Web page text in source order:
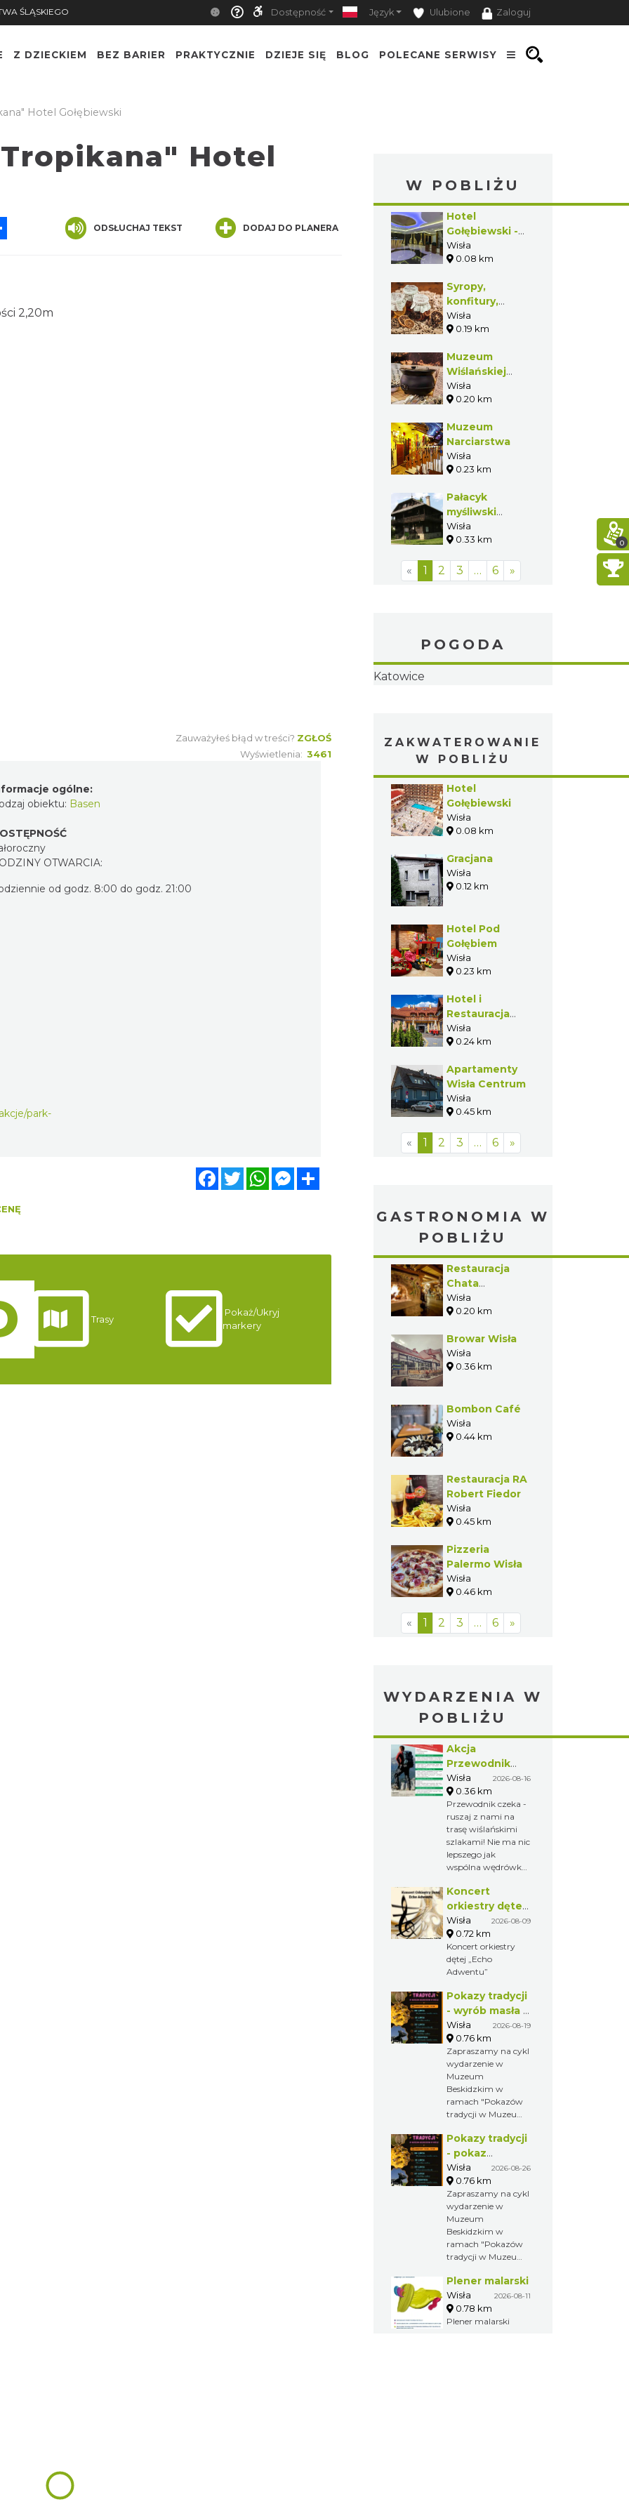
ŚLĄSKIEGO Dostępność Język Ulubione Zaloguj
Z DZIECKIEM BEZ BARIER PRAKTYCZNIE DZIEJE SIĘ BLOG POLECANE SERWISY
Hotel Gołębiewski
Hotel
ODSŁUCHAJ TEKST DODAJ DO PLANERA
2,20m
Zauważyłeś błąd w treści? ZGŁOŚ
Wyświetlenia: 3461
park-
ogólne:
obiektu: Basen
OTWARCIA:
od godz. 8:00 do godz. 21:00
FacebookTwitterWhatsAppMessenger
Trasy
Pokaż/Ukryj
markery
W POBLIŻU
Hotel
Gołębiewski -
Medical Spa
Wisła
0.08 km
Syropy,
konfitury,
przetwory
Wisła
0.19 km
Muzeum
Wiślańskiej
Kuchni
Regionalnej
Wisła
0.20 km
Muzeum
Narciarstwa
Wisła
0.23 km
Pałacyk
myśliwski
Habsburgów w
Wiśle
Wisła
0.33 km
« 1 2 3 … 6 »
POGODA
Katowice
ZAKWATEROWANIE
W POBLIŻU
Hotel
Gołębiewski
Wisła
0.08 km
Gracjana
Wisła
0.12 km
Hotel Pod
Gołębiem
Wisła
0.23 km
Hotel i
Restauracja
Pod Gołębiem**
Wisła
0.24 km
Apartamenty
Wisła Centrum
Wisła
0.45 km
« 1 2 3 … 6 »
GASTRONOMIA W
POBLIŻU
Restauracja
Chata
Olimpijczyka
Jasia i Helenki
Wisła
0.20 km
Browar Wisła
Wisła
0.36 km
Bombon Café
Wisła
0.44 km
Restauracja RA
Robert Fiedor
Wisła
0.45 km
Pizzeria
Palermo Wisła
Wisła
0.46 km
« 1 2 3 … 6 »
WYDARZENIA W
POBLIŻU
Akcja
Przewodnik
Czeka
Wisła 2026-08-16
0.36 km
Przewodnik czeka -
ruszaj z nami na
trasę wiślańskimi
szlakami! Nie ma nic
lepszego jak
wspólna wędrówka
szlakach - a jeszcze
lepiej, gdy ktoś zna
je jak własną
kieszeń!
Koncert
orkiestry dętej
„Echo
Adwentu”
Wisła 2026-08-09
0.72 km
Koncert orkiestry
dętej „Echo
Adwentu”
Pokazy tradycji
- wyrób masła i
sera w Muzeum
Beskidzkim
Wisła 2026-08-19
0.76 km
Zapraszamy na cykl
wydarzenie w
Muzeum
Beskidzkim w
ramach "Pokazów
tradycji w Muzeum
Wiśle".
Pokazy tradycji
- pokaz
pszczelarski w
Muzeum
Beskidzkim
Wisła 2026-08-26
0.76 km
Zapraszamy na cykl
wydarzenie w
Muzeum
Beskidzkim w
ramach "Pokazów
tradycji w Muzeum
Wiśle".
Plener malarski
Wisła 2026-08-11
0.78 km
Plener malarski
0